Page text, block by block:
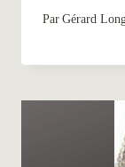
Par Gérard